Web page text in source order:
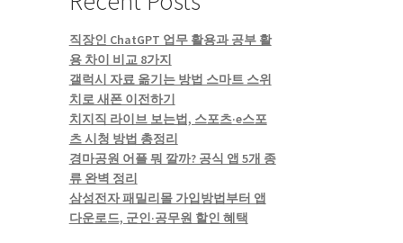
직장인 ChatGPT 업무 활용과 공부 활
용 차이 비교 8가지
갤럭시 자료 옮기는 방법 스마트 스위
치로 새폰 이전하기
치지직 라이브 보는법, 스포츠·e스포
츠 시청 방법 총정리
경마공원 어플 뭐 깔까? 공식 앱 5개 종
류 완벽 정리
삼성전자 패밀리몰 가입방법부터 앱
다운로드, 군인·공무원 할인 혜택